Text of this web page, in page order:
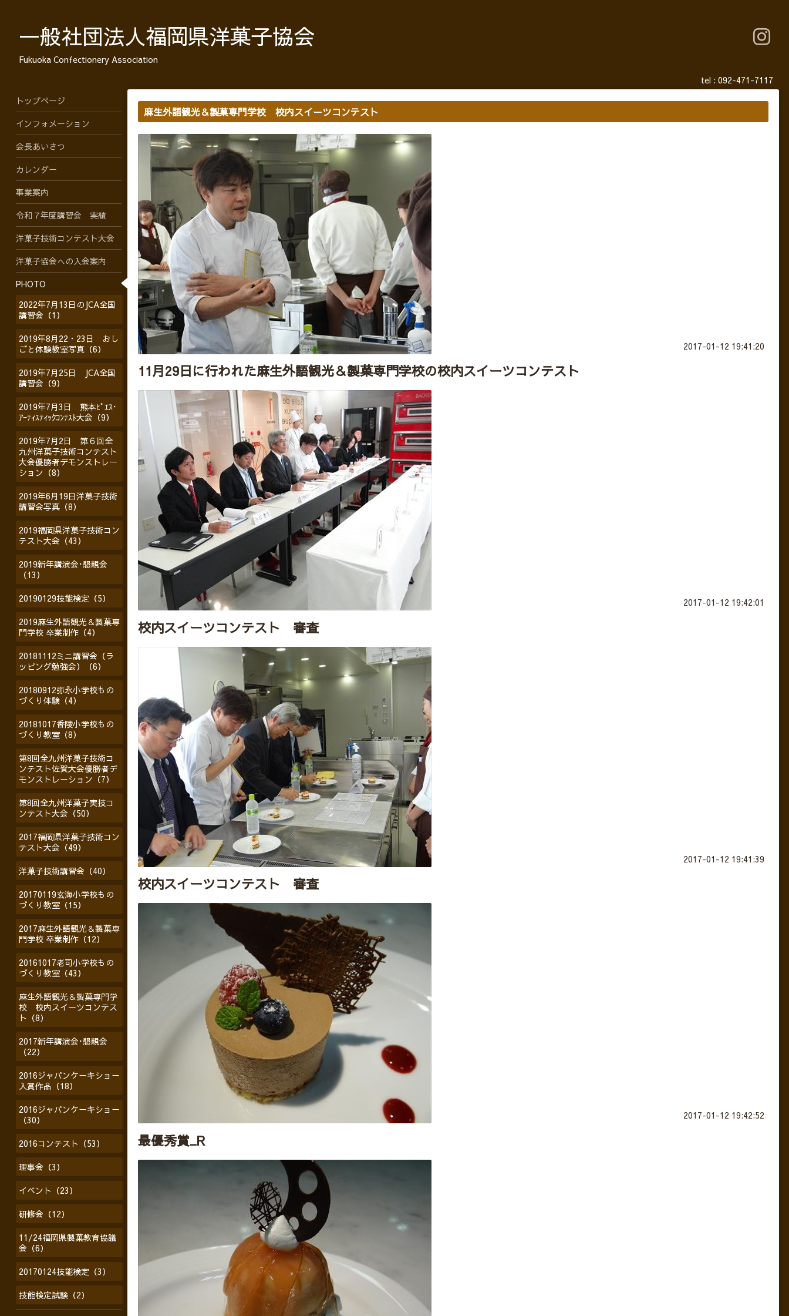
一般社団法人福岡県洋菓子協会
Fukuoka Confectionery Association
tel : 092-471-7117
麻生外語観光＆製菓専門学校 校内スイーツコンテスト
2017-01-12 19:41:20
11月29日に行われた麻生外語観光＆製菓専門学校の校内スイーツコンテスト
2017-01-12 19:42:01
校内スイーツコンテスト 審査
2017-01-12 19:41:39
校内スイーツコンテスト 審査
2017-01-12 19:42:52
最優秀賞_R
トップページ
インフォメーション
会長あいさつ
カレンダー
事業案内
令和７年度講習会 実績
洋菓子技術コンテスト大会
洋菓子協会への入会案内
PHOTO
2022年7月13日のJCA全国
講習会（1）
2019年8月22・23日 おし
ごと体験教室写真（6）
2019年7月25日 JCA全国
講習会（9）
2019年7月3日 熊本ﾋﾟｴｽ･
ｱｰﾃｨｽﾃｨｯｸｺﾝﾃｽﾄ大会（9）
2019年7月2日 第６回全
九州洋菓子技術コンテスト
大会優勝者デモンストレー
ション（8）
2019年6月19日洋菓子技術
講習会写真（8）
2019福岡県洋菓子技術コン
テスト大会（43）
2019新年講演会･懇親会
（13）
20190129技能検定（5）
2019麻生外語観光＆製菓専
門学校 卒業制作（4）
20181112ミニ講習会（ラ
ッピング勉強会）（6）
20180912弥永小学校もの
づくり体験（4）
20181017香陵小学校もの
づくり教室（8）
第8回全九州洋菓子技術コ
ンテスト佐賀大会優勝者デ
モンストレーション（7）
第8回全九州洋菓子実技コ
ンテスト大会（50）
2017福岡県洋菓子技術コン
テスト大会（49）
洋菓子技術講習会（40）
20170119玄海小学校もの
づくり教室（15）
2017麻生外語観光＆製菓専
門学校 卒業制作（12）
20161017老司小学校もの
づくり教室（43）
麻生外語観光＆製菓専門学
校 校内スイーツコンテス
ト（8）
2017新年講演会･懇親会
（22）
2016ジャパンケーキショー
入賞作品（18）
2016ジャパンケーキショー
（30）
2016コンテスト（53）
理事会（3）
イベント（23）
研修会（12）
11/24福岡県製菓教育協議
会（6）
20170124技能検定（3）
技能検定試験（2）